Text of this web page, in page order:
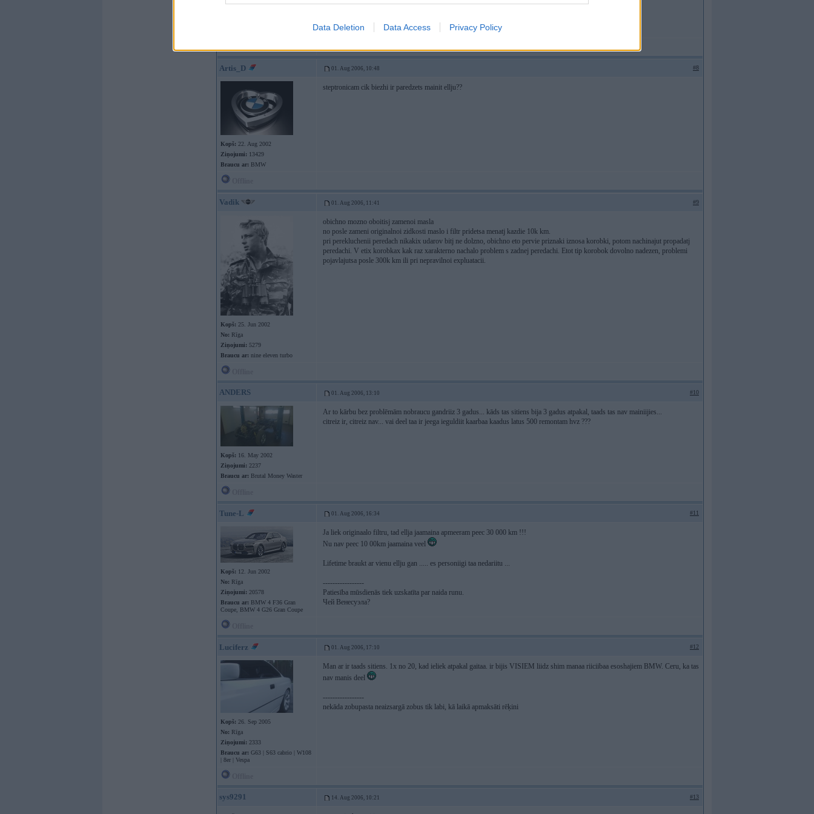
Data Deletion Data Access Privacy Policy
Ziņojumi:6334
Tradicionāli - vīrietis ar sievieti - auto ar iekšdedzes dzinēju!
Artis_D 01. Aug 2006, 10:48 #8
Kopš: 22. Aug 2002
Ziņojumi: 13429
Braucu ar: BMW
steptronicam cik biezhi ir paredzets mainit ellju??
Vadik 01. Aug 2006, 11:41 #9
Kopš: 25. Jun 2002
No: Rīga
Ziņojumi: 5279
Braucu ar: nine eleven turbo
obichno mozno oboitisj zamenoi masla
no posle zameni originalnoi zidkosti maslo i filtr pridetsa menatj kazdie 10k km.
pri perekluchenii peredach nikakix udarov bitj ne dolzno, obichno eto pervie priznaki iznosa korobki, potom nachinajut propadatj
peredachi. V etix korobkax kak raz xarakterno nachalo problem s zadnej peredachi. Etot tip korobok dovolno nadezen, problemi
pojavlajutsa posle 300k km ili pri nepravilnoi expluatacii.
ANDERS 01. Aug 2006, 13:10 #10
Kopš: 16. May 2002
Ziņojumi: 2237
Braucu ar: Brutal Money Waster
Ar to kārbu bez problēmām nobraucu gandriiz 3 gadus... kāds tas sitiens bija 3 gadus atpakal, taads tas nav mainiijies...
citreiz ir, citreiz nav... vai deel taa ir jeega ieguldiit kaarbaa kaadus latus 500 remontam hvz ???
Tune-L 01. Aug 2006, 16:34 #11
Kopš: 12. Jun 2002
No: Rīga
Ziņojumi: 20578
Braucu ar: BMW 4 F36 Gran
Coupe, BMW 4 G26 Gran Coupe
Ja liek originaalo filtru, tad ellja jaamaina apmeeram peec 30 000 km !!!
Nu nav peec 10 00km jaamaina veel
Lifetime braukt ar vienu ellju gan ..... es personiigi taa nedariitu ...
-----------------
Patiesība mūsdienās tiek uzskatīta par naida runu.
Чей Венесуэла?
Luciferz 01. Aug 2006, 17:10 #12
Kopš: 26. Sep 2005
No: Rīga
Ziņojumi: 2333
Braucu ar: G63 | S63 cabrio | W108
| 8er | Vespa
Man ar ir taads sitiens. 1x no 20, kad ieliek atpakal gaitaa. ir bijis VISIEM liidz shim manaa riiciibaa esoshajiem BMW. Ceru, ka tas
nav manis deel
-----------------
nekāda zobupasta neaizsargā zobus tik labi, kā laikā apmaksāti rēķini
sys9291 14. Aug 2006, 10:21 #13